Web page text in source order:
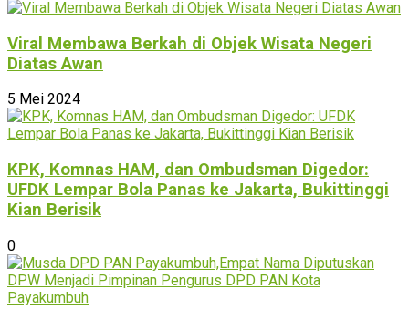
Viral Membawa Berkah di Objek Wisata Negeri
Diatas Awan
5 Mei 2024
KPK, Komnas HAM, dan Ombudsman Digedor:
UFDK Lempar Bola Panas ke Jakarta, Bukittinggi
Kian Berisik
0